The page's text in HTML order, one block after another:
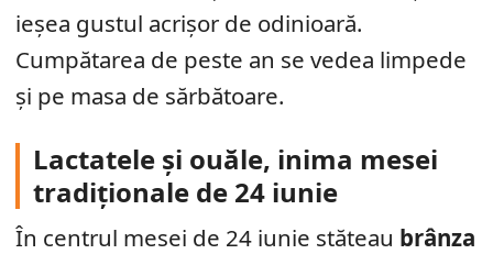
ieșea gustul acrișor de odinioară.
Cumpătarea de peste an se vedea limpede
și pe masa de sărbătoare.
Lactatele și ouăle, inima mesei
tradiționale de 24 iunie
În centrul mesei de 24 iunie stăteau brânza